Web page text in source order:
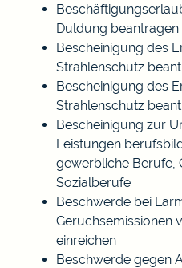
Duldung beantragen
Bescheinigung des
Strahlenschutz
Bescheinigung des
Strahlenschutz
Bescheinigung zur
Leistungen
gewerbliche Berufe,
Sozialberufe
Beschwerde bei
Geruchsemissionen
einreichen
Beschwerde gegen